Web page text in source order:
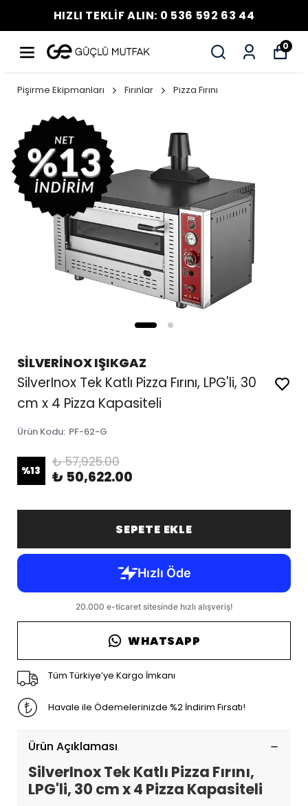
HIZLI TEKLİF ALIN: 0 536 592 63 44
0
Pişirme Ekipmanları Fırınlar Pizza Fırını
SİLVERİNOX IŞIKGAZ
SilverInox Tek Katlı Pizza Fırını, LPG'li, 30
cm x 4 Pizza Kapasiteli
Ürün Kodu: PF-62-G
%13
₺ 57,925.00
₺ 50,622.00
SEPETE EKLE
WHATSAPP
Tüm Türkiye’ye Kargo İmkanı
Havale ile Ödemelerinizde %2 İndirim Fırsatı!
Ürün Açıklaması
SilverInox Tek Katlı Pizza Fırını,
LPG'li, 30 cm x 4 Pizza Kapasiteli